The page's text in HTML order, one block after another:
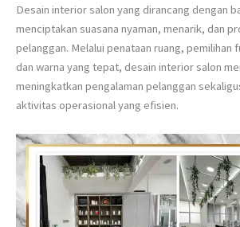
Desain interior salon yang dirancang dengan
menciptakan suasana nyaman, menarik, dan
pelanggan. Melalui penataan ruang, pemilihan
dan warna yang tepat, desain interior salon
meningkatkan pengalaman pelanggan
aktivitas operasional yang efisien.